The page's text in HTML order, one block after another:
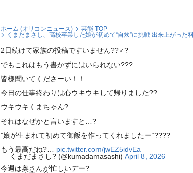
ホーム (オリコンニュース)
芸能 TOP
くまだまさし、高校卒業した娘が初めて“自炊”に挑戦 出来上がっ
2日続けて家族の投稿ですいません??♂?
でもこれはもう書かずにはいられない???
皆様聞いてくださーい！！
今日の仕事終わりは心ウキウキして帰りました??
ウキウキくまちゃん?
それはなぜかと言いますと…?
”娘が生まれて初めて御飯を作ってくれましたー“????
もう最高だね?… pic.twitter.com/jwEZ5idvEa
— くまだまさし? (@kumadamasashi) April 8, 2026
今週は奥さんが忙しいデー?